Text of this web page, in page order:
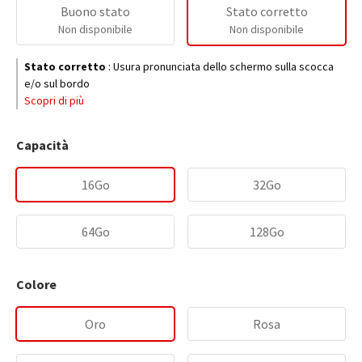
Buono stato
Non disponibile
Stato corretto
Non disponibile
Stato corretto : Usura pronunciata dello schermo sulla scocca
e/o sul bordo
Scopri di più
Capacità
16Go 32Go
64Go 128Go
Colore
Oro Rosa